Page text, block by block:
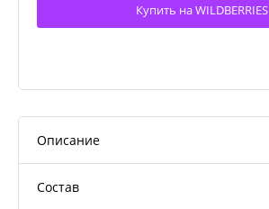
Купить на WILDBERRIES
Описание
Состав